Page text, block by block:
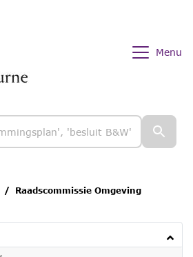
Menu
Raadscommissie Omgeving